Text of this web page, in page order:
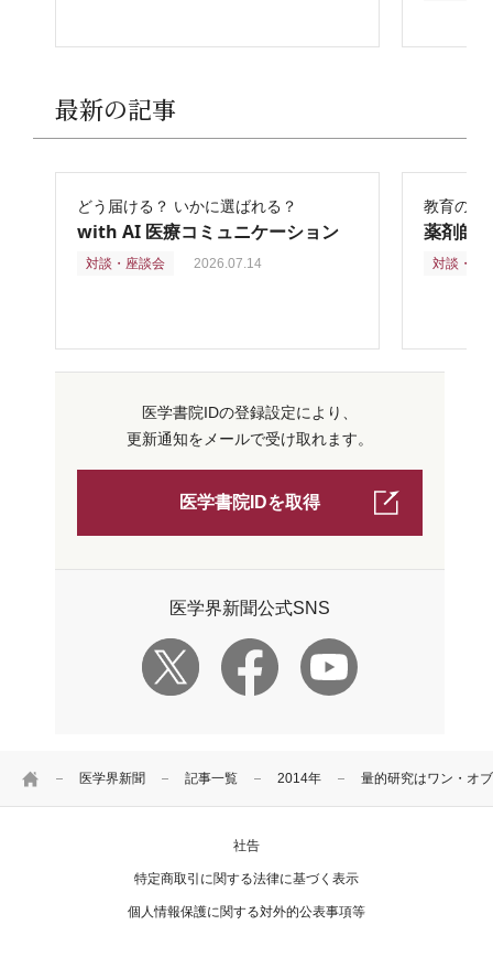
HOME 医学界新聞 記事一覧 2014年 量的研究はワン・オ
最新の記事
どう届ける？ いかに選ばれる？
with AI 医療コミュニケーション
対談・座談会 2026.07.14
教育の再
薬剤師
対談・座
医学書院IDの登録設定により、
更新通知をメールで受け取れます。
医学書院IDを取得
医学界新聞公式SNS
社告
特定商取引に関する法律に基づく表示
個人情報保護に関する対外的公表事項等